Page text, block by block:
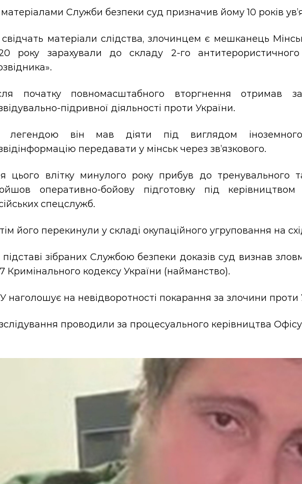
Служби безпеки суд призначив йому 10 років
матеріали слідства, злочинцем є мешканець
року зарахували до складу 2-го
початку повномасштабного вторгнення отримав
підривної діяльності проти України.
легендою він мав діяти під виглядом
передавати у мінськ через зв’язкового.
цього влітку минулого року прибув до тренувального
оперативно-бойову підготовку під керівництвом
спецслужб.
його перекинули у складі окупаційного угруповання на
зібраних Службою безпеки доказів суд визнав
Кримінального кодексу України (найманство).
наголошує на невідворотності покарання за злочини проти
проводили за процесуального керівництва